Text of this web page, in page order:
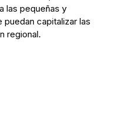
las pequeñas y
puedan capitalizar las
regional.